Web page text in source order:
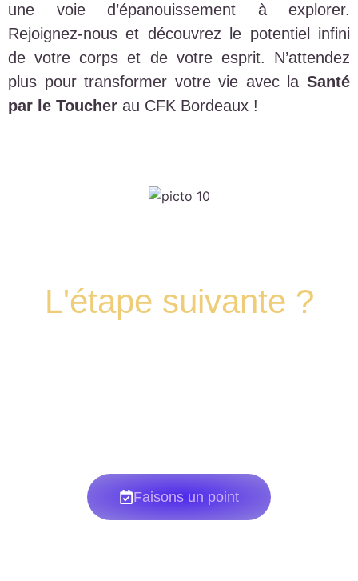
une voie d’épanouissement à explorer.
Rejoignez-nous et découvrez le potentiel infini
de votre corps et de votre esprit. N’attendez
plus pour transformer votre vie avec la Santé
par le Toucher au CFK Bordeaux !
L'étape suivante ?
Faisons un point